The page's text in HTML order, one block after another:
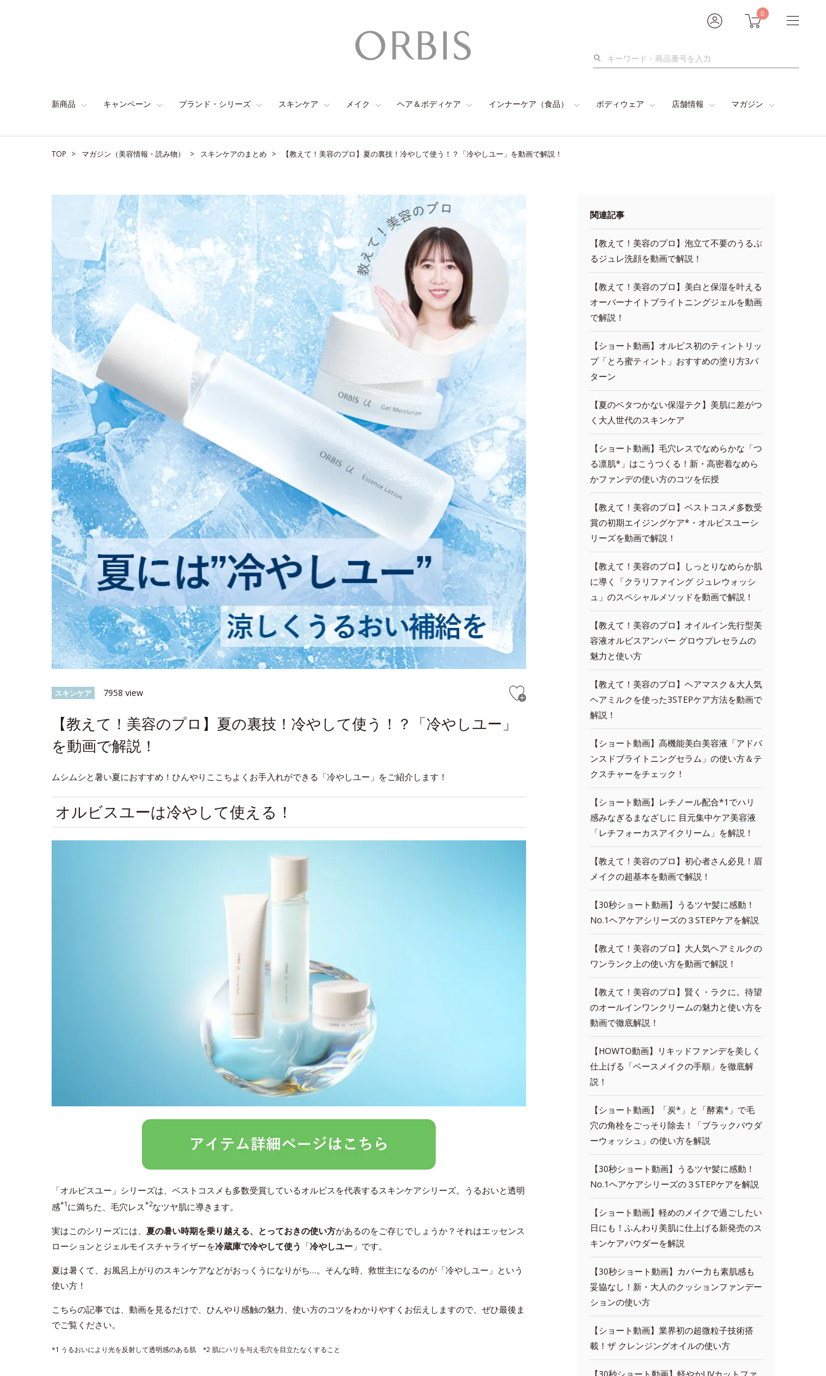
0
検
新商品 キャンペーン ブランド・シリーズ スキンケア メイク ヘア＆ボディケア インナーケア（食品） ボディウェア 店舗情報 マガジン
TOP マガジン（美容情報・読み物） スキンケアのまとめ 【教えて！美容のプロ】夏の裏技！冷やして使う！？「冷やしユー」を動画で解説！
スキンケア 7958 view
【教えて！美容のプロ】夏の裏技！冷やして使う！？「冷やしユー」
を動画で解説！
ムシムシと暑い夏におすすめ！ひんやりここちよくお手入れができる「冷やしユー」をご紹介します！
オルビスユーは冷やして使える！
「オルビスユー」シリーズは、ベストコスメも多数受賞しているオルビスを代表するスキンケアシリーズ。うるおいと透明
感*1 に満ちた、毛穴レス*2なツヤ肌に導きます。
実はこのシリーズには、 夏の暑い時期を乗り越える、とっておきの使い方があるのをご存じでしょうか？それはエッセンス
ローションとジェルモイスチャライザーを冷蔵庫で冷やして使う 「冷やしユー 」です。
夏は暑くて、お風呂上がりのスキンケアなどがおっくうになりがち…。そんな時、救世主になるのが「冷やしユー」という
使い方！
こちらの記事では、動画を見るだけで、ひんやり感触の魅力、使い方のコツをわかりやすくお伝えしますので、ぜひ最後ま
でご覧ください。
*1 うるおいにより光を反射して透明感のある肌 *2 肌にハリを与え毛穴を目立たなくすること
関連記事
【教えて！美容のプロ】泡立て不要のうるぷ
るジュレ洗顔を動画で解説！
【教えて！美容のプロ】美白と保湿を叶える
オーバーナイトブライトニングジェルを動画
で解説！
【ショート動画】オルビス初のティントリッ
プ「とろ蜜ティント」おすすめの塗り方3パ
ターン
【夏のベタつかない保湿テク】美肌に差がつ
く大人世代のスキンケア
【ショート動画】毛穴レスでなめらかな「つ
る凛肌*」はこうつくる！新・高密着なめら
かファンデの使い方のコツを伝授
【教えて！美容のプロ】ベストコスメ多数受
賞の初期エイジングケア*・オルビスユーシ
リーズを動画で解説！
【教えて！美容のプロ】しっとりなめらか肌
に導く「クラリファイング ジュレウォッシ
ュ」のスペシャルメソッドを動画で解説！
【教えて！美容のプロ】オイルイン先行型美
容液オルビスアンバー グロウプレセラムの
魅力と使い方
【教えて！美容のプロ】ヘアマスク＆大人気
ヘアミルクを使った3STEPケア方法を動画で
解説！
【ショート動画】高機能美白美容液「アドバ
ンスドブライトニングセラム」の使い方＆テ
クスチャーをチェック！
【ショート動画】レチノール配合*1でハリ
感みなぎるまなざしに 目元集中ケア美容液
「レチフォーカスアイクリーム」を解説！
【教えて！美容のプロ】初心者さん必見！眉
メイクの超基本を動画で解説！
【30秒ショート動画】うるツヤ髪に感動！
No.1ヘアケアシリーズの３STEPケアを解説
【教えて！美容のプロ】大人気ヘアミルクの
ワンランク上の使い方を動画で解説！
【教えて！美容のプロ】賢く・ラクに。待望
のオールインワンクリームの魅力と使い方を
動画で徹底解説！
【HOWTO動画】リキッドファンデを美しく
仕上げる「ベースメイクの手順」を徹底解
説！
【ショート動画】「炭*」と「酵素*」で毛
穴の角栓をごっそり除去！「ブラックパウダ
ーウォッシュ」の使い方を解説
【30秒ショート動画】うるツヤ髪に感動！
No.1ヘアケアシリーズの３STEPケアを解説
【ショート動画】軽めのメイクで過ごしたい
日にも！ふんわり美肌に仕上げる新発売のス
キンケアパウダーを解説
【30秒ショート動画】カバー力も素肌感も
妥協なし！新・大人のクッションファンデー
ションの使い方
【ショート動画】業界初の超微粒子技術搭
載！ザ クレンジングオイルの使い方